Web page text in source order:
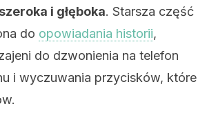
i głęboka. Starsza część
do opowiadania historii,
do dzwonienia na telefon
i wyczuwania przycisków, które